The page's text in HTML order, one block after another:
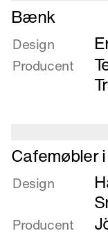
Læs
mere
om
Bænk
Bænk
Design
Producent
Læs
mere
om
elm
Cafemøbler
Design
Producent